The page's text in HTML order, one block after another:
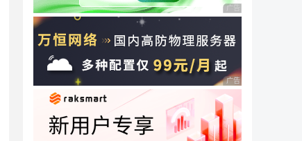
广告 商业广告，理性
广告 商业广告，理性